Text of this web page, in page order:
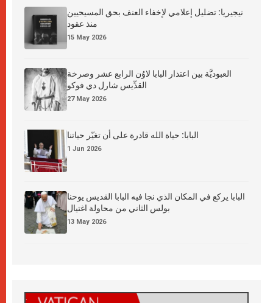
نيجيريا: تضليل إعلامي لإخفاء العنف بحق المسيحيين
منذ عقود
15 May 2026
العبوديَّة بين اعتذار البابا لاوُن الرابع عشر وصرخة
القدِّيس شارل دي فوكو
27 May 2026
البابا: حياة الله قادرة على أن تغيّر حياتنا
1 Jun 2026
البابا يركع في المكان الذي نجا فيه البابا القديس يوحنا
بولس الثاني من محاولة اغتيال
13 May 2026